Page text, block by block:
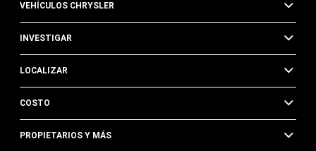
VEHÍCULOS CHRYSLER
INVESTIGAR
LOCALIZAR
COSTO
PROPIETARIOS Y MÁS